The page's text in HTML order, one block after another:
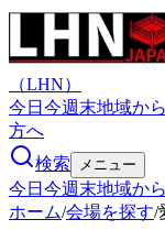
（LHN）
今日 今週末地域か
方へ
検索
メニュー
今日 今週末地域か
ホーム/会場を探す/